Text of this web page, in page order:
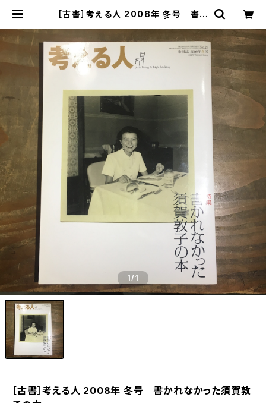
［古書］考える人 2008年 冬号 書か
1/1
［古書］考える人 2008年 冬号 書かれなかった須賀敦